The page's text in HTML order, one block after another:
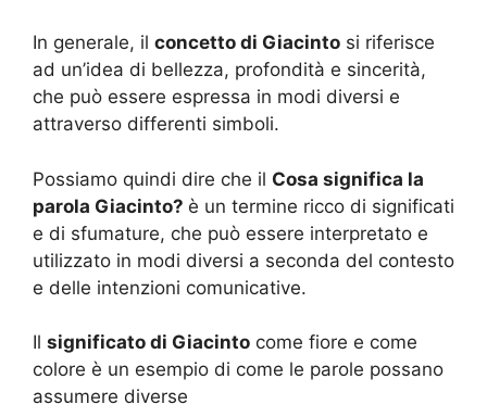
In generale, il concetto di Giacinto si riferisce
ad un’idea di bellezza, profondità e sincerità,
che può essere espressa in modi diversi e
attraverso differenti simboli.
Possiamo quindi dire che il Cosa significa la
parola Giacinto? è un termine ricco di significati
e di sfumature, che può essere interpretato e
utilizzato in modi diversi a seconda del contesto
e delle intenzioni comunicative.
Il significato di Giacinto come fiore e come
colore è un esempio di come le parole possano
assumere diverse